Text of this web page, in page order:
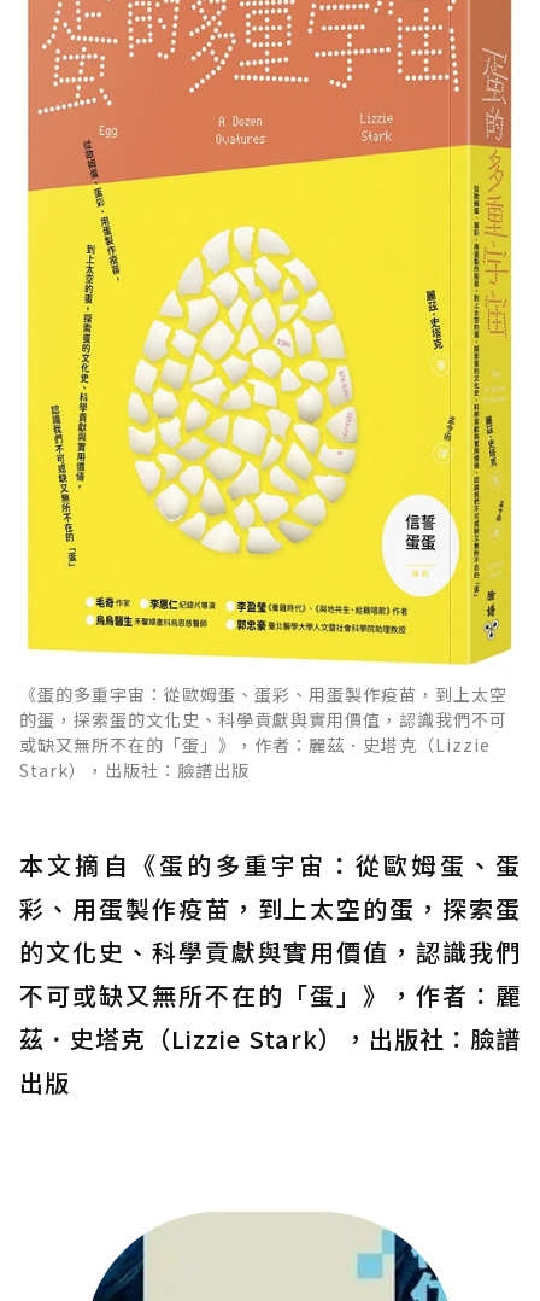
《蛋的多重宇宙：從歐姆蛋、蛋彩、用蛋製作疫苗，到上太空
的蛋，探索蛋的文化史、科學貢獻與實用價值，認識我們不可
或缺又無所不在的「蛋」》，作者：麗茲．史塔克（Lizzie
Stark），出版社：臉譜出版
本文摘自《蛋的多重宇宙：從歐姆蛋、蛋
彩、用蛋製作疫苗，到上太空的蛋，探索蛋
的文化史、科學貢獻與實用價值，認識我們
不可或缺又無所不在的「蛋」》，作者：麗
茲．史塔克（Lizzie Stark），出版社：臉譜
出版